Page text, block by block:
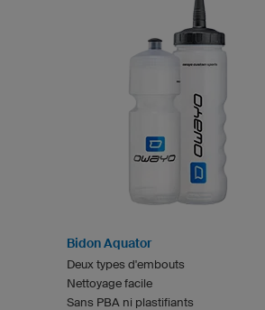
Bidon Aquator
Deux types d'embouts
Nettoyage facile
Sans PBA ni plastifiants